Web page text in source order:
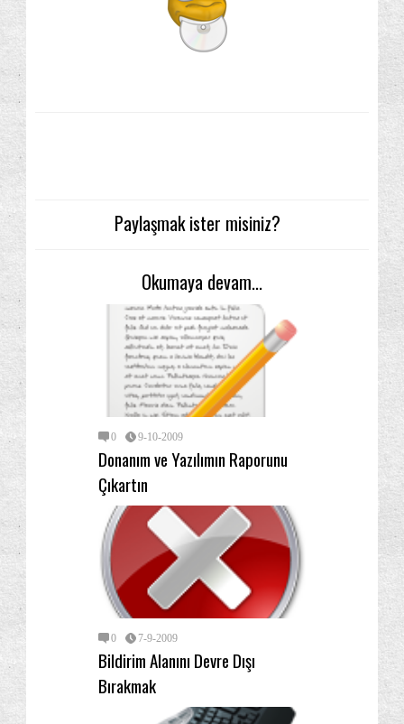
Paylaşmak ister misiniz?
Okumaya devam...
0 9-10-2009
Donanım ve Yazılımın Raporunu
Çıkartın
0 7-9-2009
Bildirim Alanını Devre Dışı
Bırakmak